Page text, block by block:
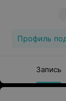
Профиль
Запись